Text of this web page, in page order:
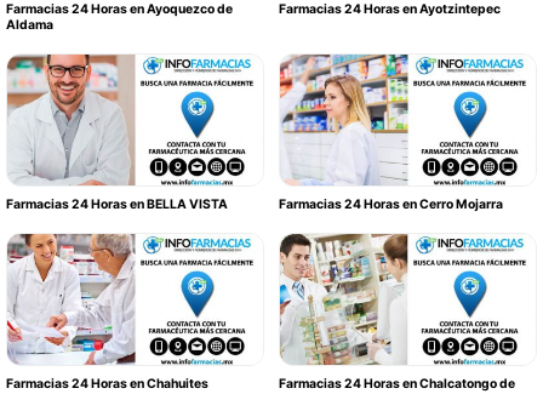
Farmacias 24 Horas en Ayoquezco de
Aldama
Farmacias 24 Horas en Ayotzintepec
Farmacias 24 Horas en BELLA VISTA Farmacias 24 Horas en Cerro Mojarra
Farmacias 24 Horas en Chahuites
Farmacias 24 Horas en Chalcatongo de